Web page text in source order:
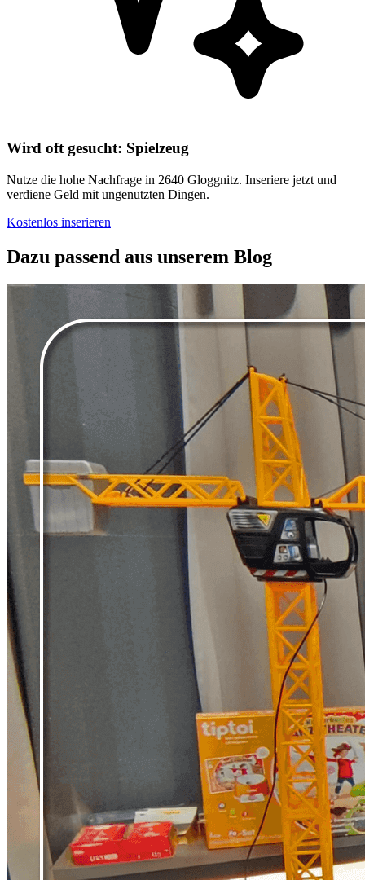
Wird oft gesucht: Spielzeug
Nutze die hohe Nachfrage in 2640 Gloggnitz. Inseriere jetzt und
verdiene Geld mit ungenutzten Dingen.
Kostenlos inserieren
Dazu passend aus unserem Blog